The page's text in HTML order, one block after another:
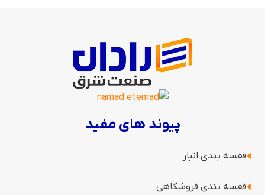
پیوند های مفید
قفسه بندی انبار
قفسه بندی فروشگاهی